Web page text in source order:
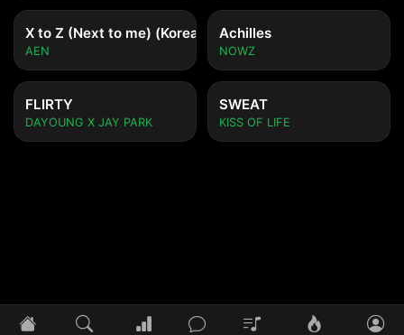
X to Z (Next to me) (Korean ver.)
AEN
Achilles
NOWZ
FLIRTY
DAYOUNG X JAY PARK
SWEAT
KISS OF LIFE